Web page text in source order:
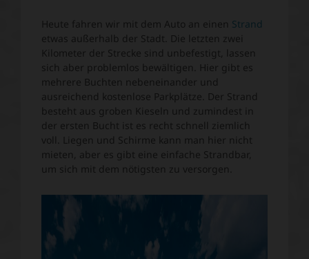
Heute fahren wir mit dem Auto an einen Strand
etwas außerhalb der Stadt. Die letzten zwei
Kilometer der Strecke sind unbefestigt, lassen
sich aber problemlos bewältigen. Hier gibt es
mehrere Buchten nebeneinander und
ausreichend kostenlose Parkplätze. Der Strand
besteht aus groben Kieseln und zumindest in
der ersten Bucht ist es recht schnell ziemlich
voll. Liegen und Schirme kann man hier nicht
mieten, aber es gibt eine einfache Strandbar,
um sich mit dem nötigsten zu versorgen.